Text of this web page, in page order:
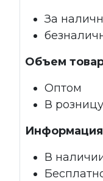
За
Объем
Оптом
В розницу
Информация
В